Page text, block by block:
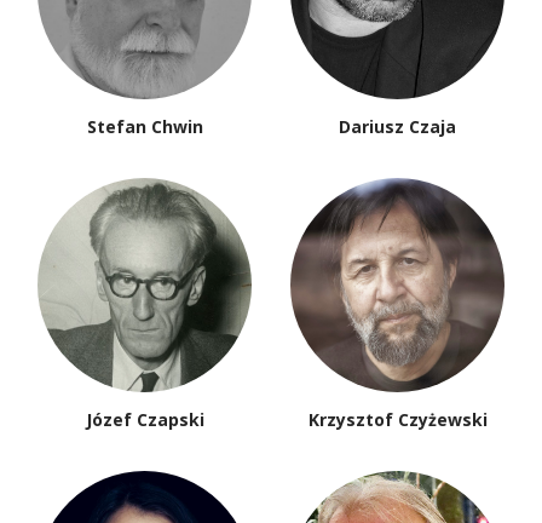
Stefan Chwin Dariusz Czaja
Józef Czapski Krzysztof Czyżewski